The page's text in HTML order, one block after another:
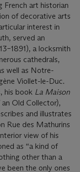
French art historian
of decorative arts
interest in
served an
a locksmith
cathedrals,
well as Notre-
Viollet-le-Duc.
his book La Maison
Old Collector),
and illustrates
Rue des Mathurins
view of his
as “a kind of
other than a
been the only ones